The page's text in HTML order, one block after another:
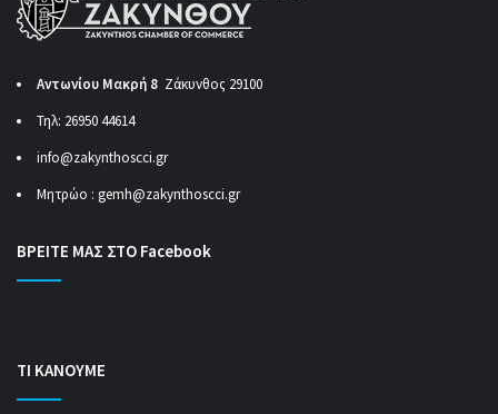
Αντωνίου Μακρή 8 Ζάκυνθος 29100
Τηλ: 26950 44614
info@zakynthoscci.gr
Μητρώο : gemh@zakynthoscci.gr
ΒΡΕΙΤΕ ΜΑΣ ΣΤΟ Facebook
ΤΙ ΚΑΝΟΥΜΕ